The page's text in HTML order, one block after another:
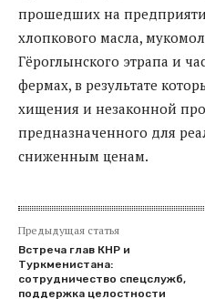
прошедших на
хлопкового масла,
Гёроглынского этрапа и
фермах, в результате
хищения и незаконной
предназначенного для
сниженным ценам.
Предыдущая статья
Встреча глав КНР и
Туркменистана:
сотрудничество спецслужб,
поддержка целостности